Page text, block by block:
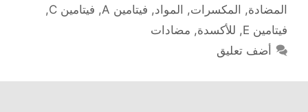
المضادة, المكسرات, المواد, فيتامين A , فيتامين C
,
فيتامين E
, للأكسدة, مضادات
أضف تعليق